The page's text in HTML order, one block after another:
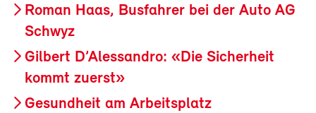
Roman Haas, Busfahrer bei der Auto AG
Schwyz
Gilbert D’Alessandro: «Die Sicherheit
kommt zuerst»
Gesundheit am Arbeitsplatz